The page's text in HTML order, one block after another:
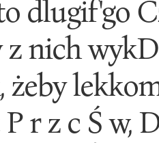
dlugif'go
nich
żeby
r z c Ś w,